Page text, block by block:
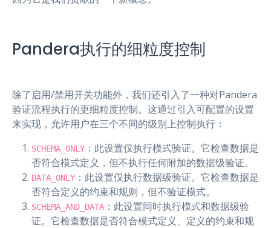
Pandera执行的细粒度控制
除了启用/禁用开关功能外，我们还引入了一种对Pandera
验证流程执行的更细粒度控制。这通过引入可配置的设置
来实现，允许用户在三个不同的级别上控制执行：
SCHEMA_ONLY ：此设置仅执行模式验证。它检查数据是
否符合模式定义，但不执行任何附加的数据级验证。
DATA_ONLY ：此设置仅执行数据级验证。它检查数据是
否符合定义的约束和规则，但不验证模式。
SCHEMA_AND_DATA ：此设置同时执行模式和数据级验
证。它检查数据是否符合模式定义、定义的约束和规